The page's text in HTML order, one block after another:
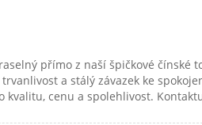
přímo z naší špičkové
a stálý závazek ke
kvalitu, cenu a spolehlivost.